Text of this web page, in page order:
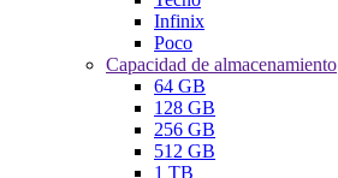
Infinix
Poco
Capacidad de almacenamiento
64 GB
128 GB
256 GB
512 GB
1 TB